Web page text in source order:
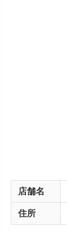
店舗名
住所